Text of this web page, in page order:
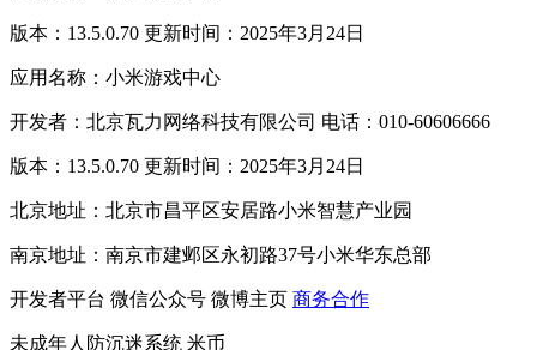
版本：13.5.0.70 更新时间：2025年3月24日
应用名称：小米游戏中心
开发者：北京瓦力网络科技有限公司 电话：010-60606666
版本：13.5.0.70 更新时间：2025年3月24日
北京地址：北京市昌平区安居路小米智慧产业园
南京地址：南京市建邺区永初路37号小米华东总部
开发者平台 微信公众号 微博主页 商务合作
未成年人防沉迷系统 米币